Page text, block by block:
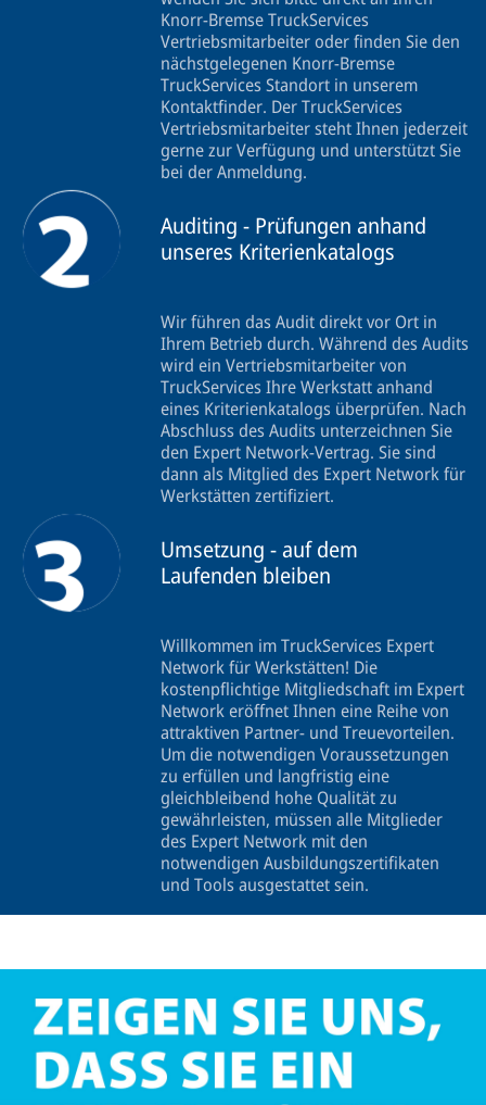
Knorr-Bremse TruckServices
Vertriebsmitarbeiter oder finden Sie den
nächstgelegenen Knorr-Bremse
TruckServices Standort in unserem
Kontaktfinder. Der TruckServices
Vertriebsmitarbeiter steht Ihnen jederzeit
gerne zur Verfügung und unterstützt Sie
bei der Anmeldung.
Auditing - Prüfungen anhand
unseres Kriterienkatalogs
Wir führen das Audit direkt vor Ort in
Ihrem Betrieb durch. Während des Audits
wird ein Vertriebsmitarbeiter von
TruckServices Ihre Werkstatt anhand
eines Kriterienkatalogs überprüfen. Nach
Abschluss des Audits unterzeichnen Sie
den Expert Network-Vertrag. Sie sind
dann als Mitglied des Expert Network für
Werkstätten zertifiziert.
Umsetzung - auf dem
Laufenden bleiben
Willkommen im TruckServices Expert
Network für Werkstätten! Die
kostenpflichtige Mitgliedschaft im Expert
Network eröffnet Ihnen eine Reihe von
attraktiven Partner- und Treuevorteilen.
Um die notwendigen Voraussetzungen
zu erfüllen und langfristig eine
gleichbleibend hohe Qualität zu
gewährleisten, müssen alle Mitglieder
des Expert Network mit den
notwendigen Ausbildungszertifikaten
und Tools ausgestattet sein.